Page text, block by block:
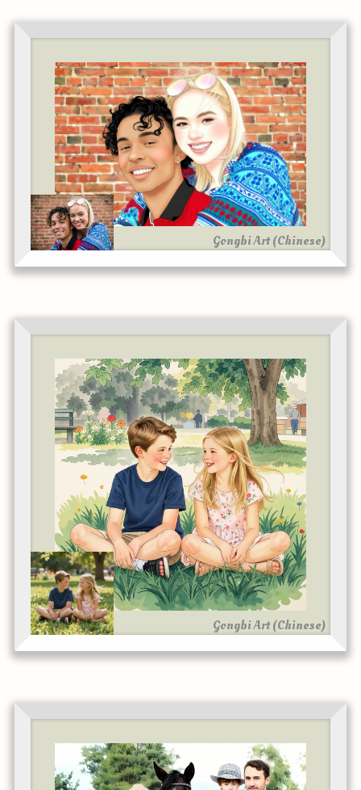
Gongbi Art (Chinese)
Gongbi Art (Chinese)